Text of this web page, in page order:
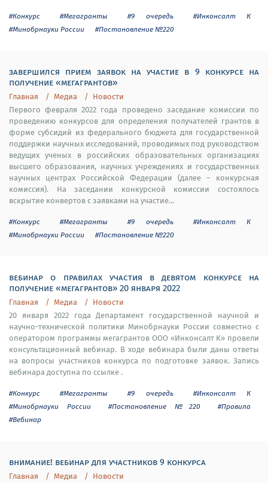
#Конкурс #Мегагранты #9 очередь
#Инконсалт К
#Минобрнауки России
#Постановление №220
завершился прием заявок на участие в 9 конкурсе на
получение «мегагрантов»
Главная Медиа
Новости
Первого февраля 2022 года проведено заседание комиссии по
проведению конкурсов для определения получателей грантов в
форме субсидий из федерального бюджета для государственной
поддержки научных исследований, проводимых под руководством
ведущих ученых в российских образовательных организациях
высшего образования, научных учреждениях и государственных
научных центрах Российской Федерации (далее – конкурсная
комиссия). На заседании конкурсной комиссии состоялось
вскрытие конвертов с заявками на участие...
#Конкурс #Мегагранты #9 очередь
#Инконсалт К
#Минобрнауки России
#Постановление №220
вебинар о правилах участия в девятом конкурсе на
получение «мегагрантов» 20 января 2022
Главная Медиа
Новости
20 января 2022 года Департамент государственной научной и
научно-технической политики Минобрнауки России совместно с
оператором программы мегагрантов ООО «Инконсалт К» провели
консультационный вебинар. В ходе вебинара были даны ответы
на вопросы участников конкурса по подготовке заявок. Запись
вебинара доступна по ссылке .
#Конкурс #Мегагранты #9 очередь
#Инконсалт К
#Минобрнауки России
#Постановление №220
#Правила
#Вебинар
внимание! вебинар для участников 9 конкурса
Главная Медиа
Новости